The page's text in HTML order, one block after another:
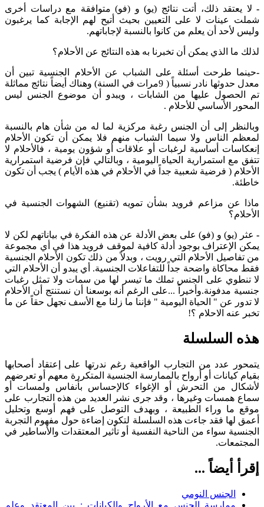
- لا يعتقد ذلك، أتت نتائج (يو) و (فو) متوافقة مع دراسات أخرى
شملت عينات لا على التعيين بحيث أتيح لهم الإجابة كما يرغبون
وليس لأحد أن يعلم من كانوا بالنسبة لإجاباتهم.
لذلك ما الذي يمكن أن تخبرنا به هذه النتائج عن الأحلام؟
-حينما طرحت أسئلة على الشباب عن الأحلام الجنسية تبين أن
معدل حدوثها نادر نسبياً ( 9مرات في السنة) وهناك أيضاً نتائج مماثلة
تم الحصول عليها من الشابات ، ويبدو أن موضوع الجنس ليس
المحور الأساسي للأحلام .
وبالنظر إلى أن الجنس رغبة مركزية لما له من شأن هام بالنسبة
لمعظم الناس ولا سيما الشباب منهم فلا يمكن أن تكون الأحلام
إنعكاسات أساسية لرغبات أو علاقات أو شؤون يومية ، فالأحلام لا
تتفق مع استمرارية الحياة اليومية ، وبالتالي فإن فرضية استمرارية
الأحلام ( فرضية شعبية جداً في الأحلام في هذه الأيام ) يجب أن تكون
خاطئة.
ماذا عن مزاعم فرويد بشأن تمويه (تقنيع) الشهوات الجنسية في
الأحلام؟
- عثر (يو) و (فو) على بعض الأدلة عن هذه الفكرة في بياناتهم لكن لا
يمكن الإعتراف بوجود أدلة كافية لموقف فرويد هذا في أي مجموعة
من تفاصيل الأحلام التي رويت ، وبدلاً من ذلك تكون الأحلام الجنسية
فقط محاكاة واضحة جداً للتفاعلات الجنسية. أي يبدو أن الأحلام التي
لا تنطوي على الجنس تملك ما تيسر لها من سمات ولا تمثل رغبات
جنسية مدفونة.وأخيراً ...على الرغم أنه بوسعنا أن نستنتج أن الأحلام
لا تدور عن " الحياة اليومية " فإننا ما زلنا مع الأسف نجهل حقاً عن ما
تخبر عنه الاحلام ؟!
هذه السلسلة
يتمحور عدد من التجارب الواقعية رغم ندرتها على إعتقاد أصحابها
بقيام كيانات أو أرواح بالممارسة الجنسية المتكررة معهم أو تعرضهم
لأشكال من التحرش أو الإغواء كالإحساس بأنفاس ولمسات أو
سماع همسات وغيرها ، وقد جرى نشر العديد من هذه التجارب على
موقع ما وراء الطبيعة ، وبهدف التوصل على فهم أوسع وتحليل
أعمق لها فقد جاءت هذه السلسلة لتكون إضاءة حول مفهوم التجربة
الجنسية سواء من الناحية النفسية أو تأثير المعتقدات والأساطير في
المجتمعات.
إقرأ أيضاً ...
الجنس النومي
ممارسة الجنس مع الأرواح والكيانات : بين المعتقد وعلم